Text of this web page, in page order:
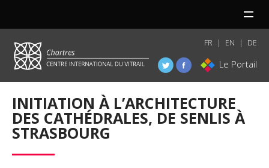
FR EN DE
Le Portail
INITIATION À L’ARCHITECTURE
DES CATHÉDRALES, DE SENLIS À
STRASBOURG